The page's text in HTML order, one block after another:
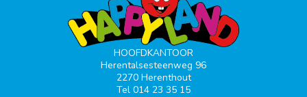
HOOFDKANTOOR
Herentalsesteenweg 96
2270 Herenthout
Tel 014 23 35 15